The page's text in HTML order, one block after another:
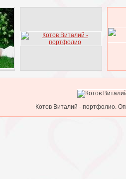
Котов Виталий - портфолио.